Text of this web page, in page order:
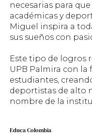
necesarias para
académicas y
Miguel inspira a
sus sueños con
Este tipo de logros
UPB Palmira con
estudiantes,
deportistas de alto
nombre de la
Educa Colombia